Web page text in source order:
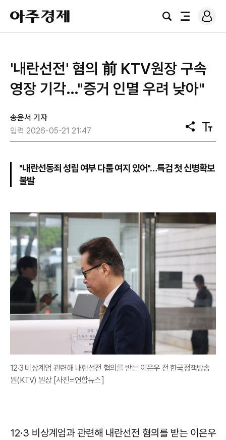
아
주
경
검
전
로
그
'내란선전' 혐의 前 KTV원장 구속
영장 기각…"증거 인멸 우려 낮아"
송윤서 기자
입력 2026-05-21 21:47
공
유
텍
스
기
"내란선동죄 성립 여부 다툼 여지 있어"…특검 첫 신병확보
불발
12·3 비상계엄 관련해 내란선전 혐의를 받는 이은우 전 한국정책방송
원(KTV) 원장 [사진=연합뉴스]
12·3 비상계엄과 관련해 내란선전 혐의를 받는 이은우